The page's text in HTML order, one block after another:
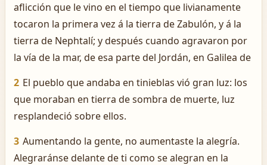
aflicción que le vino en el tiempo que livianamente
tocaron la primera vez á la tierra de Zabulón, y á la
tierra de Nephtalí; y después cuando agravaron por
la vía de la mar, de esa parte del Jordán, en Galilea de
2 El pueblo que andaba en tinieblas vió gran luz: los
que moraban en tierra de sombra de muerte, luz
resplandeció sobre ellos.
3 Aumentando la gente, no aumentaste la alegría.
Alegraránse delante de ti como se alegran en la